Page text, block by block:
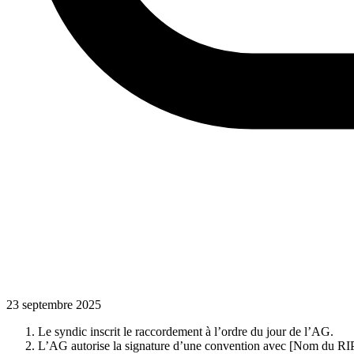
23 septembre 2025
Le syndic inscrit le raccordement à l’ordre du jour de l’AG.
L’AG autorise la signature d’une convention avec [Nom du